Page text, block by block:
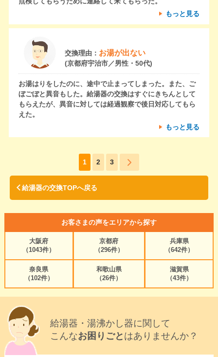
もっと見る
交換理由： お湯が出ない
(京都府宇治市／男性・50代)
お湯はりをしたのに、途中で止まってしまった。また、ご
ぼごぼと異音もした。給湯器の交換はすぐにきちんとして
もらえたが、異音に対しては経過観察で後日対応してもら
えた。
もっと見る
1 2 3
給湯器の交換TOPへ戻る
お客さまの声をエリアから探す
大阪府
（1043件）
京都府
（296件）
兵庫県
（642件）
奈良県
（102件）
和歌山県
（26件）
滋賀県
（43件）
給湯器・湯沸かし器に関して
こんなお困りごとはありませんか？